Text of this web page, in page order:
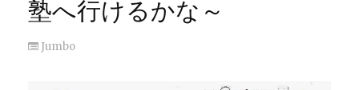
塾へ行けるかな～
Jumbo